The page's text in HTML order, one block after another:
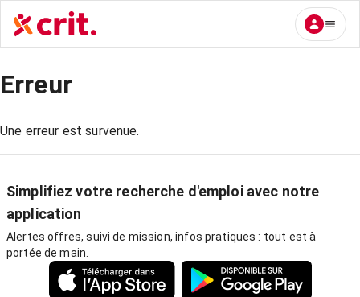
Erreur
Une erreur est survenue.
Simplifiez votre recherche d'emploi avec notre
application
Alertes offres, suivi de mission, infos pratiques : tout est à
portée de main.